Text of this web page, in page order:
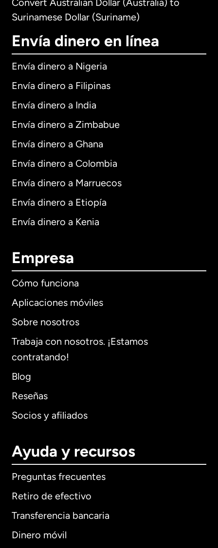
Convert Australian Dollar (Australia) to
Surinamese Dollar (Suriname)
Envía dinero en línea
Envía dinero a Nigeria
Envía dinero a Filipinas
Envía dinero a India
Envía dinero a Zimbabue
Envía dinero a Ghana
Envía dinero a Colombia
Envía dinero a Marruecos
Envía dinero a Etiopía
Envía dinero a Kenia
Empresa
Cómo funciona
Aplicaciones móviles
Sobre nosotros
Trabaja con nosotros. ¡Estamos
contratando!
Blog
Reseñas
Socios y afiliados
Ayuda y recursos
Preguntas frecuentes
Retiro de efectivo
Transferencia bancaria
Dinero móvil